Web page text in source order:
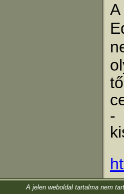
-
A jelen weboldal tartalma nem